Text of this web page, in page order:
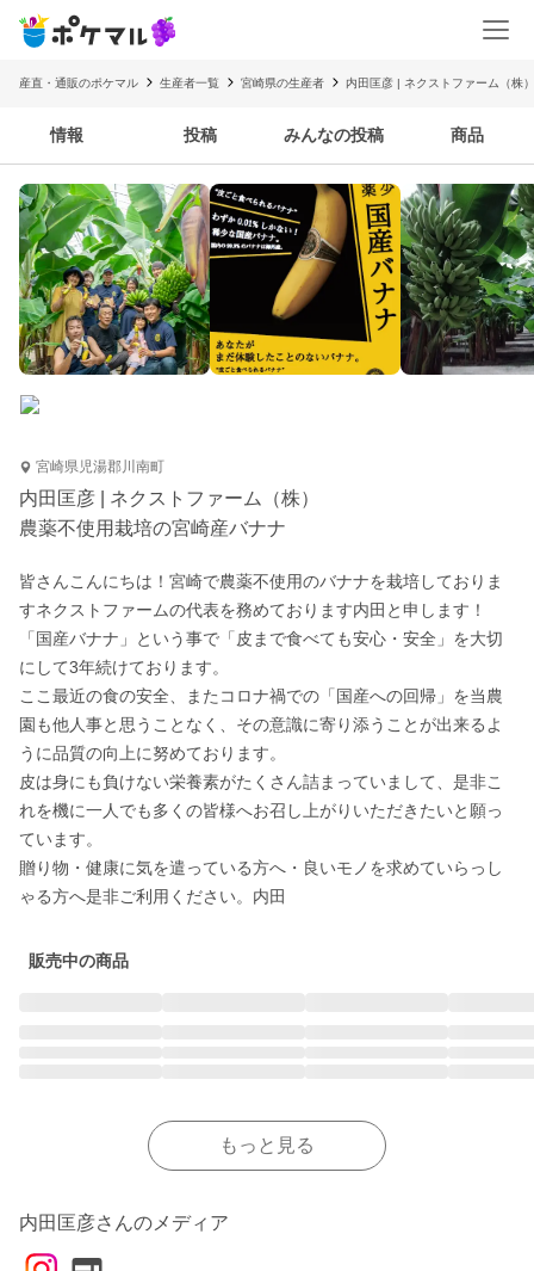
産直・通販のポケマル 生産者一覧 宮崎県の生産者 内田匡彦 | ネクストファーム（株）
情報 投稿 みんなの投稿 商品
宮崎県児湯郡川南町
内田匡彦 | ネクストファーム（株）
農薬不使用栽培の宮崎産バナナ
皆さんこんにちは！宮崎で農薬不使用のバナナを栽培しておりま
すネクストファームの代表を務めております内田と申します！
「国産バナナ」という事で「皮まで食べても安心・安全」を大切
にして3年続けております。
ここ最近の食の安全、またコロナ禍での「国産への回帰」を当農
園も他人事と思うことなく、その意識に寄り添うことが出来るよ
うに品質の向上に努めております。
皮は身にも負けない栄養素がたくさん詰まっていまして、是非こ
れを機に一人でも多くの皆様へお召し上がりいただきたいと願っ
ています。
贈り物・健康に気を遣っている方へ・良いモノを求めていらっし
ゃる方へ是非ご利用ください。内田
販売中の商品
もっと見る
内田匡彦さんのメディア